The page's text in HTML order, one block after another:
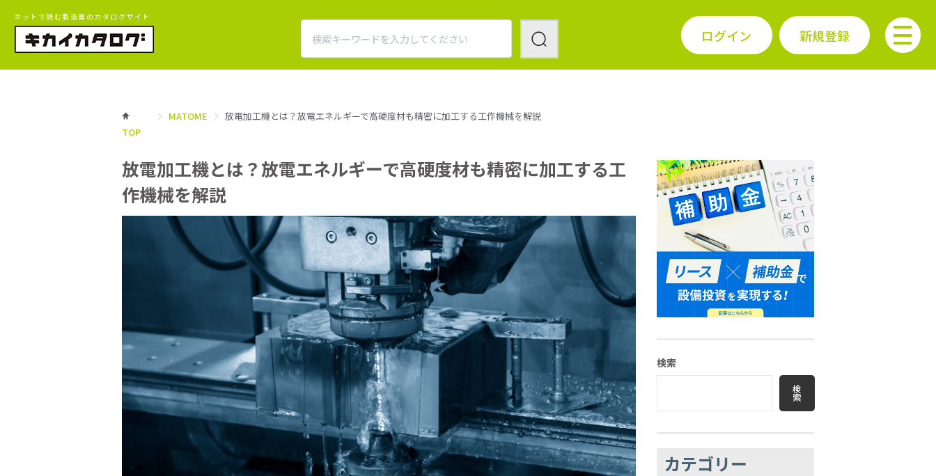
ネットで読む製造業のカタログサイト
ログイン 新規登録
TOP
MATOME 放電加工機とは？放電エネルギーで高硬度材も精密に加工する工作機械を解説
放電加工機とは？放電エネルギーで高硬度材も精密に加工する工
作機械を解説
検索
検
索
カテゴリー